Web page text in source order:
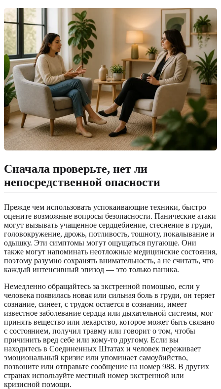
Сначала проверьте, нет ли
непосредственной опасности
Прежде чем использовать успокаивающие техники, быстро
оцените возможные вопросы безопасности. Панические атаки
могут вызывать учащенное сердцебиение, стеснение в груди,
головокружение, дрожь, потливость, тошноту, покалывание и
одышку. Эти симптомы могут ощущаться пугающе. Они
также могут напоминать неотложные медицинские состояния,
поэтому разумно сохранять внимательность, а не считать, что
каждый интенсивный эпизод — это только паника.
Немедленно обращайтесь за экстренной помощью, если у
человека появилась новая или сильная боль в груди, он теряет
сознание, синеет, с трудом остается в сознании, имеет
известное заболевание сердца или дыхательной системы, мог
принять вещество или лекарство, которое может быть связано
с состоянием, получил травму или говорит о том, чтобы
причинить вред себе или кому-то другому. Если вы
находитесь в Соединенных Штатах и человек переживает
эмоциональный кризис или упоминает самоубийство,
позвоните или отправьте сообщение на номер 988. В других
странах используйте местный номер экстренной или
кризисной помощи.